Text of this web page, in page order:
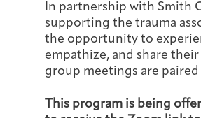
In partnership with Smith
supporting the trauma
the opportunity to
empathize, and share
group meetings are
This program is being